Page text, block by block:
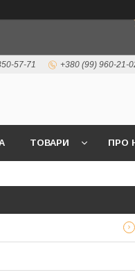
57-71 +380 (99) 960-21-
ТОВАРИ ПРО